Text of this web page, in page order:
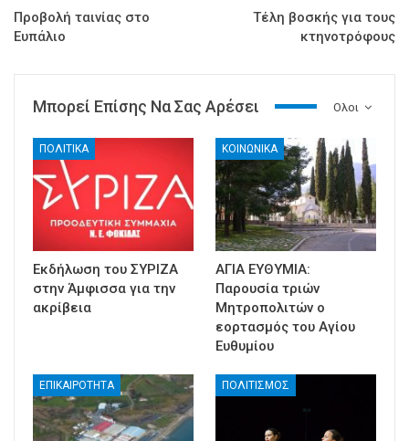
Προβολή ταινίας στο
Ευπάλιο
Τέλη βοσκής για τους
κτηνοτρόφους
Ολοι
Μπορεί Επίσης Να Σας Αρέσει
ΠΟΛΙΤΙΚΑ
Εκδήλωση του ΣΥΡΙΖΑ
στην Άμφισσα για την
ακρίβεια
ΚΟΙΝΩΝΙΚΑ
ΑΓΙΑ ΕΥΘΥΜΙΑ:
Παρουσία τριών
Μητροπολιτών ο
εορτασμός του Αγίου
Ευθυμίου
ΕΠΙΚΑΙΡΟΤΗΤΑ ΠΟΛΙΤΙΣΜΟΣ